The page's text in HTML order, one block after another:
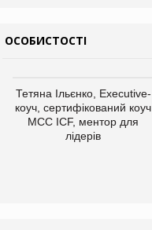
ОСОБИСТОСТІ
Тетяна Ільєнко, Executive-
коуч, сертифікований коуч
МСС ICF, ментор для
лідерів